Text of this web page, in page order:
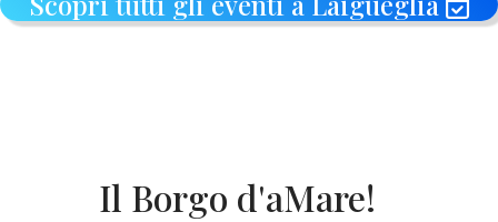
Il Borgo d'aMare!